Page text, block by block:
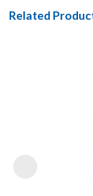
Related